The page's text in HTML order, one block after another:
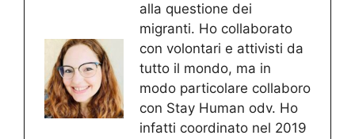
alla questione dei
migranti. Ho collaborato
con volontari e attivisti da
tutto il mondo, ma in
modo particolare collaboro
con Stay Human odv. Ho
infatti coordinato nel 2019